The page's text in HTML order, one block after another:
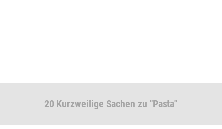
20 Kurzweilige Sachen zu "Pasta"